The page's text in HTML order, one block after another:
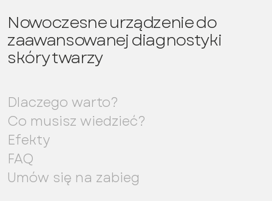
Nowoczesne urządzenie do
zaawansowanej diagnostyki
skóry twarzy
Dlaczego warto?
Co musisz wiedzieć?
Efekty
FAQ
Umów się na zabieg